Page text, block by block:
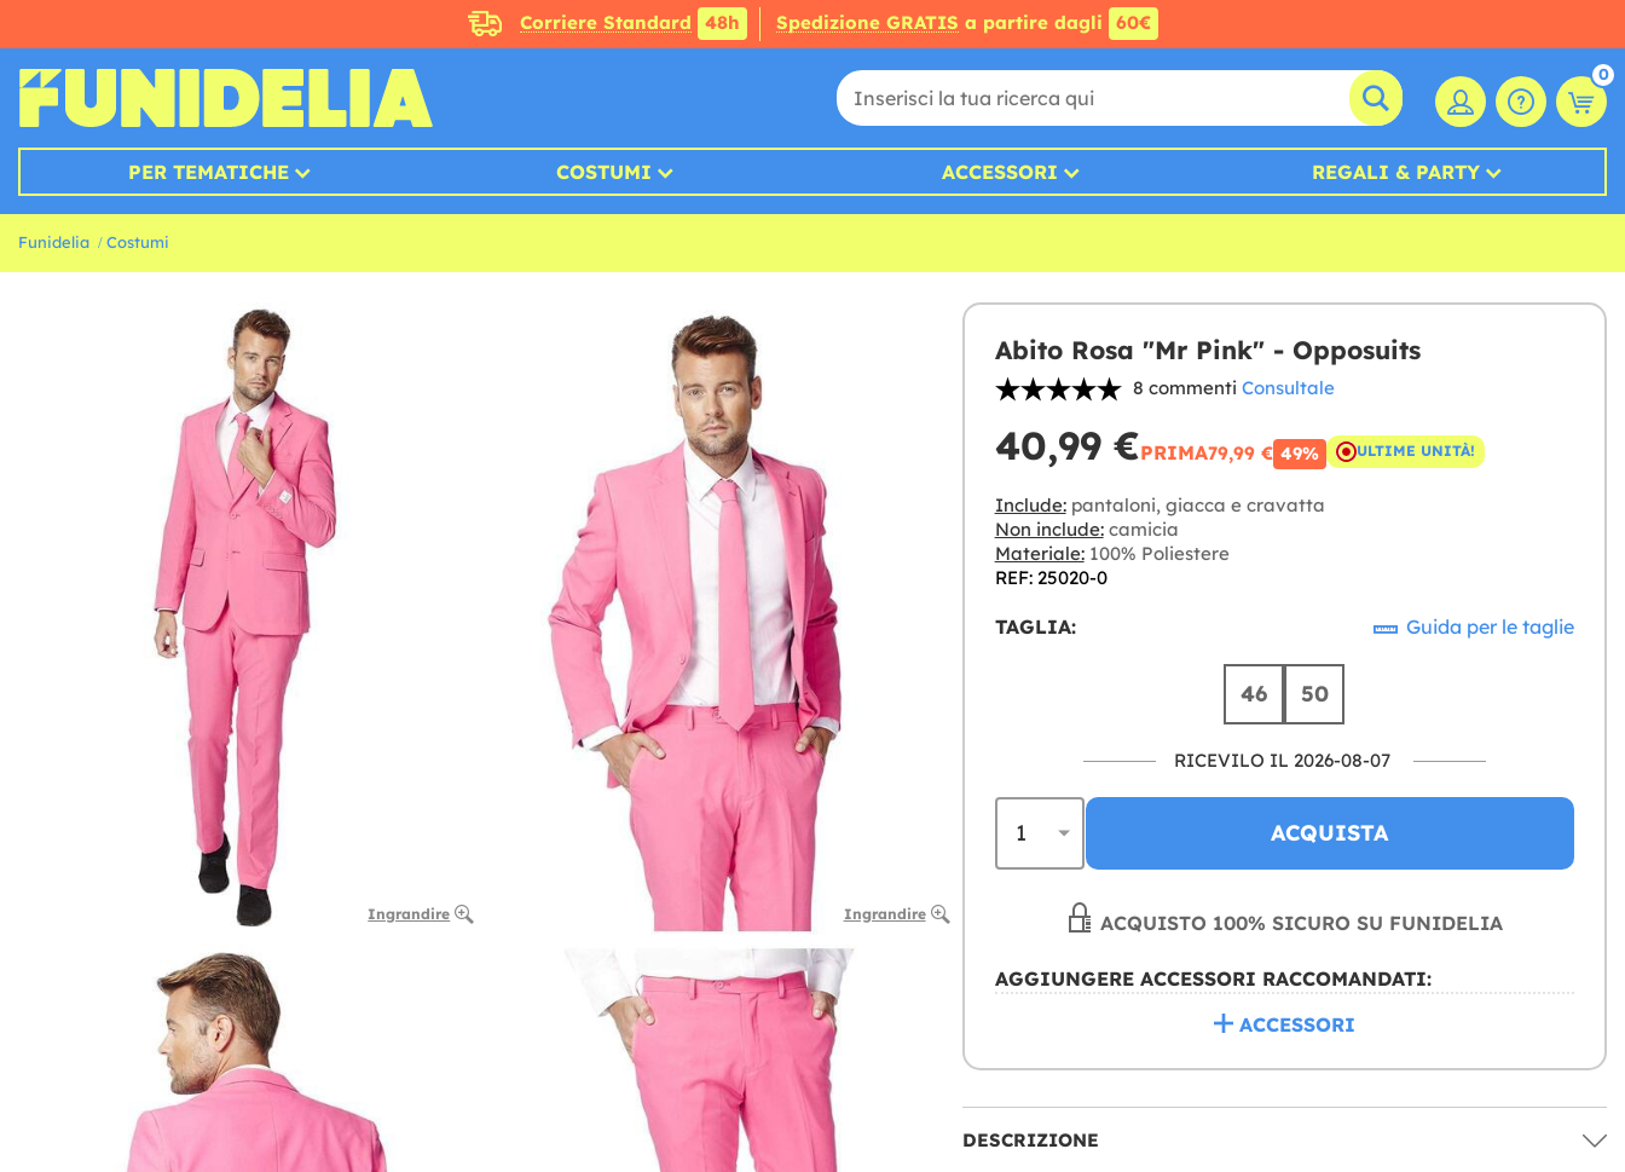
Corriere Standard 48h Spedizione GRATIS a partire dagli 60€
0
PER TEMATICHE COSTUMI ACCESSORI REGALI & PARTY
Funidelia Costumi
Ingrandire Ingrandire
Abito Rosa "Mr Pink" - Opposuits
8 commenti Consultale
40,99 €PRIMA79,99 € 49% ULTIME UNITÀ!
Include:pantaloni, giacca e cravatta
Non include:camicia
Materiale:100% Poliestere
REF: 25020-0
TAGLIA: Guida per le taglie
46 50
RICEVILO IL 2026-08-07
ACQUISTA
ACQUISTO 100% SICURO SU FUNIDELIA
AGGIUNGERE ACCESSORI RACCOMANDATI:
ACCESSORI
DESCRIZIONE